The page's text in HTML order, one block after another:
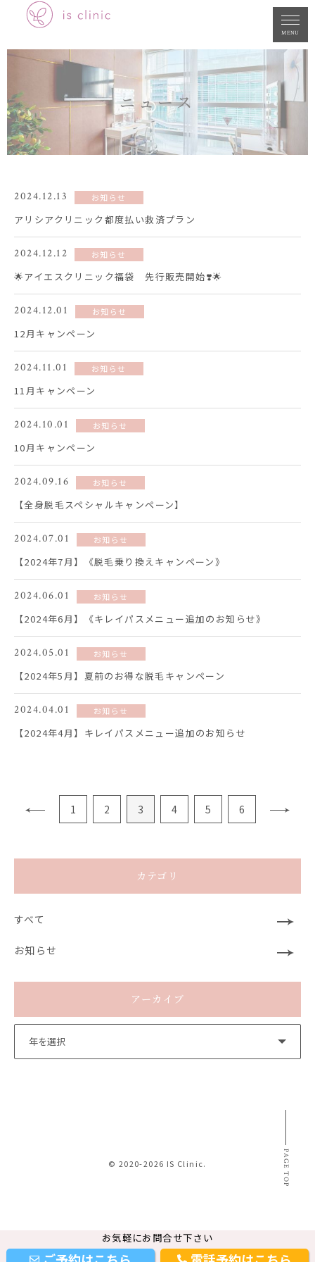
お気軽にお問合せ下さい
MENU
ニュース
2024.12.13 お知らせ
アリシアクリニック都度払い救済プラン
2024.12.12 お知らせ
🌟アイエスクリニック福袋 先行販売開始❣️🌟
2024.12.01 お知らせ
12月キャンペーン
2024.11.01 お知らせ
11月キャンペーン
2024.10.01 お知らせ
10月キャンペーン
2024.09.16 お知らせ
【全身脱毛スペシャルキャンペーン】
2024.07.01 お知らせ
【2024年7月】《脱毛乗り換えキャンペーン》
2024.06.01 お知らせ
【2024年6月】《キレイパスメニュー追加のお知らせ》
2024.05.01 お知らせ
【2024年5月】夏前のお得な脱毛キャンペーン
2024.04.01 お知らせ
【2024年4月】キレイパスメニュー追加のお知らせ
1 2 3 4 5 6
カテゴリ
すべて
お知らせ
アーカイブ
PAGE TOP
© 2020-2026 IS Clinic.